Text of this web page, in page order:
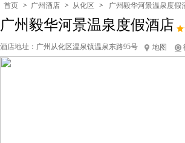
首页 > 广州酒店 > 从化区 > 广州毅华河景温泉度假
广州毅华河景温泉度假酒店
酒店地址： 广州从化区温泉镇温泉东路95号 地图